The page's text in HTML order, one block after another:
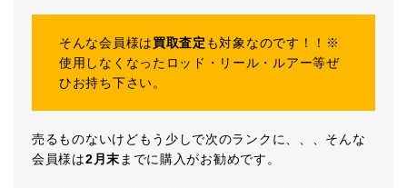
そんな会員様は買取査定 も対象なのです！！※
使用しなくなったロッド・リール・ルアー等ぜ
ひお持ち下さい。
売るものないけどもう少しで次のランクに、、、そんな
会員様は2月末 までに購入がお勧めです。